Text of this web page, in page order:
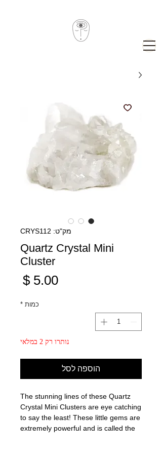
מק"ט: CRYS112
Quartz Crystal Mini
Cluster
כמות *
נותרו רק 2 במלאי
הוספה לסל
The stunning lines of these Quartz
Crystal Mini Clusters are eye catching
to say the least! These little gems are
extremely powerful and is called the